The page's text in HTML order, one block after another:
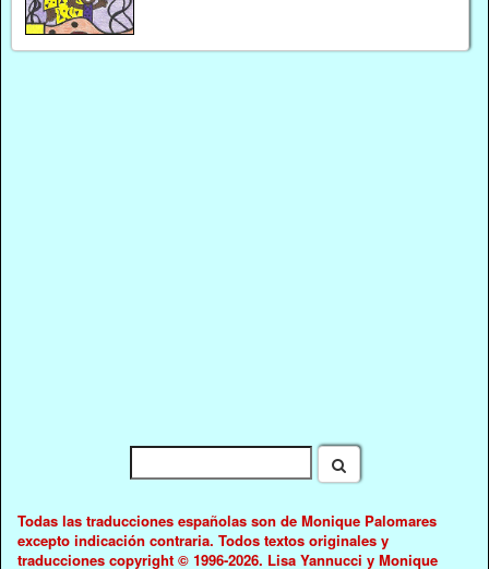
Todas las traducciones españolas son de Monique Palomares
excepto indicación contraria. Todos textos originales y
traducciones copyright © 1996-2026. Lisa Yannucci y Monique